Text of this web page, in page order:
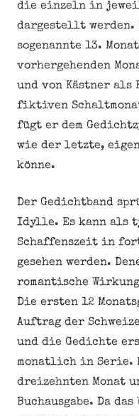
die einzeln in
dargestellt werden.
sogenannte 13.
vorhergehenden
und von Kästner als
fiktiven
fügt er dem
wie der letzte,
könne.
Der Gedichtband
Idylle. Es kann als
Schaffenszeit in
gesehen werden.
romantische
Die ersten 12
Auftrag der
und die Gedichte
monatlich in Serie.
dreizehnten Monat
Buchausgabe. Da